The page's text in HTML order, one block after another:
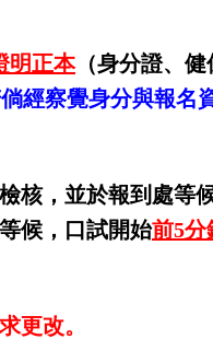
明正本（身分證、
經察覺身分與報名
核，並於報到處等候
候，口試開始前5分
更改。